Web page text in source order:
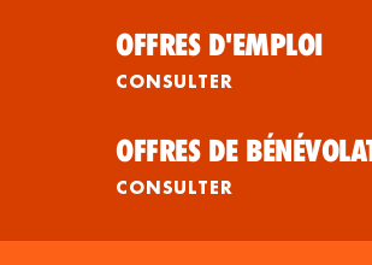
OFFRES D'EMPLOI
CONSULTER
OFFRES DE
CONSULTER